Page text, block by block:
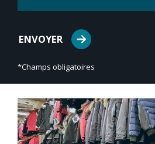
*Champs obligatoires